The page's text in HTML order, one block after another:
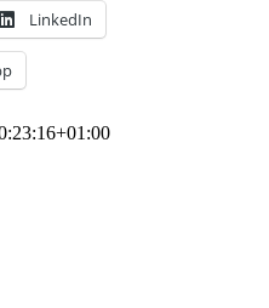
LinkedIn